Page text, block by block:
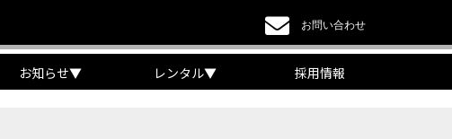
お問い合わせ
お知らせ▼ レンタル▼ 採用情報